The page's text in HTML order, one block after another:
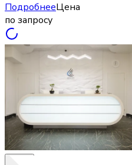
ПодробнееЦена
по запросу